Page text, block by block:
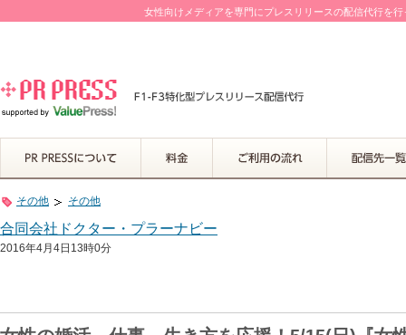
女性向けメディアを専門にプレスリリースの配信代行を
その他 その他
合同会社ドクター・プラーナビー
2016年4月4日13時0分